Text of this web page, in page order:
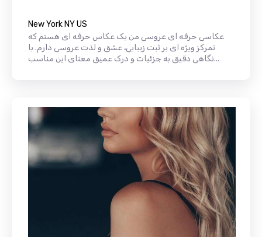
New York NY US
عکاسی حرفه ای عروسی من یک عکاس حرفه ای هستم که
تمرکز ویژه ای بر ثبت زیبایی، عشق و لذت عروسی دارم. با
نگاهی دقیق به جزئیات و درک عمیق معنای این مناسب...